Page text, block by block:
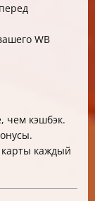
WB
чем кэшбэк.
каждый